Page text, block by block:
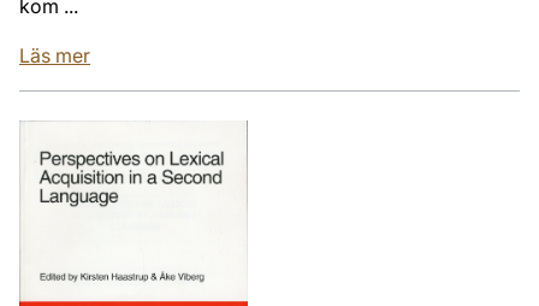
kom ...
Läs mer